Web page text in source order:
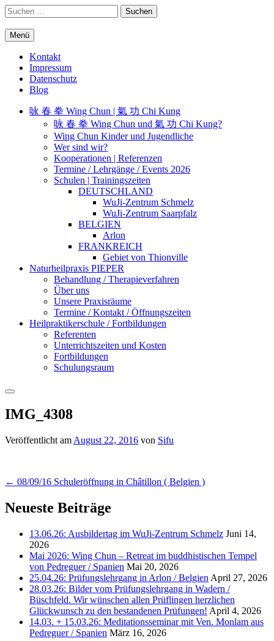
Springe
zum
Inhalt
Suchen
nach:
WuJi – Zentrum
WuJi Konzept
Menü
Kontakt
Impressum
Datenschutz
Blog
咏 春 拳 Wing Chun | 氣 功 Chi Kung
咏 春 拳 Wing Chun und 氣 功 Chi Kung?
Wing Chun Kinder und Jugendliche
Wer sind wir?
Kooperationen | Referenzen
Termine / Lehrgänge / Events 2026
Schulen | Trainingszeiten
DEUTSCHLAND
WuJi-Zentrum Schmelz
WuJi-Zentrum Saarpfalz
BELGIEN
Arlon
FRANKREICH
Gebiet von Thionville
Naturheilpraxis PIEPER
Behandlung / Therapieverfahren
Über uns
Unsere Praxisräume
Termine / Kontakt / Öffnungszeiten
Heilpraktikerschule / Fortbildungen
Referenten
Unterrichtszeiten und Kosten
Fortbildungen
Schulungsraum
Suchen
IMG_4308
Veröffentlicht am August 22, 2016 von Sifu
Beitrags-
Navigation
← 08/09/16 Schuleröffnung in Châtillon ( Belgien )
Neueste Beiträge
13.06.26: Ausbildertag im WuJi-Zentrum Schmelz Juni 14,
2026
Mai 2026: Wing Chun – Retreat im buddhistischen Tempel
von Pedreguer / Spanien Mai 20, 2026
25.04.26: Prüfungslehrgang in Arlon / Belgien April 27, 2026
28.03.26: Bilder vom Prüfungslehrgang in Wadern /
Büschfeld. Wir wünschen allen Prüflingen herzlichen
Glückwunsch zu den bestandenen Prüfungen! April 4, 2026
14.03. + 15.03.26: Meditationsseminar mit Ven. Monlam aus
Pedreguer / Spanien März 16, 2026